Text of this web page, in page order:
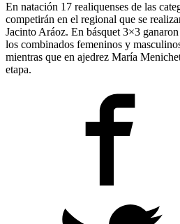
En natación 17 realiquenses de las
competirán en el regional que se
Jacinto Aráoz. En básquet 3×3
los combinados femeninos y
mientras que en ajedrez María
etapa.